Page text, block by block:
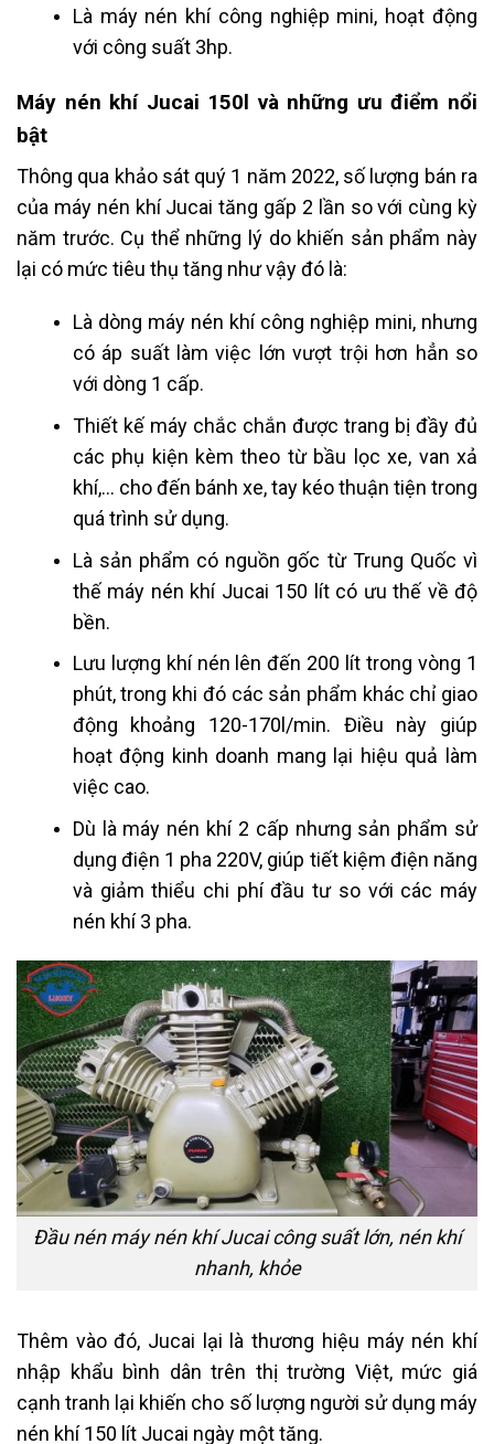
Là máy nén khí công nghiệp mini, hoạt động
với công suất 3hp.
Máy nén khí Jucai 150l và những ưu điểm nổi
bật
Thông qua khảo sát quý 1 năm 2022, số lượng bán ra
của máy nén khí Jucai tăng gấp 2 lần so với cùng kỳ
năm trước. Cụ thể những lý do khiến sản phẩm này
lại có mức tiêu thụ tăng như vậy đó là:
Là dòng máy nén khí công nghiệp mini, nhưng
có áp suất làm việc lớn vượt trội hơn hẳn so
với dòng 1 cấp.
Thiết kế máy chắc chắn được trang bị đầy đủ
các phụ kiện kèm theo từ bầu lọc xe, van xả
khí,… cho đến bánh xe, tay kéo thuận tiện trong
quá trình sử dụng.
Là sản phẩm có nguồn gốc từ Trung Quốc vì
thế máy nén khí Jucai 150 lít có ưu thế về độ
bền.
Lưu lượng khí nén lên đến 200 lít trong vòng 1
phút, trong khi đó các sản phẩm khác chỉ giao
động khoảng 120-170l/min. Điều này giúp
hoạt động kinh doanh mang lại hiệu quả làm
việc cao.
Dù là máy nén khí 2 cấp nhưng sản phẩm sử
dụng điện 1 pha 220V, giúp tiết kiệm điện năng
và giảm thiểu chi phí đầu tư so với các máy
nén khí 3 pha.
Đầu nén máy nén khí Jucai công suất lớn, nén khí
nhanh, khỏe
Thêm vào đó, Jucai lại là thương hiệu máy nén khí
nhập khẩu bình dân trên thị trường Việt, mức giá
cạnh tranh lại khiến cho số lượng người sử dụng máy
nén khí 150 lít Jucai ngày một tăng.